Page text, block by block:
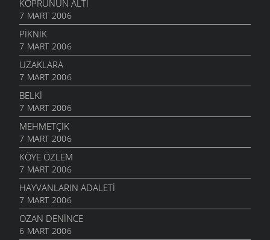
KÖPRÜNÜN ALTI
7 MART 2006
PIKNIK
7 MART 2006
UZAKLARA
7 MART 2006
BELKI
7 MART 2006
MEHMETÇIK
7 MART 2006
KÖYE ÖZLEM
7 MART 2006
HAYVANLARIN ADALETI
7 MART 2006
OZAN DENINCE
6 MART 2006